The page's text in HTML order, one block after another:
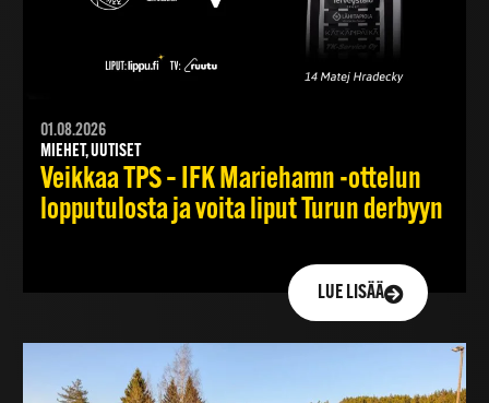
01.08.2026
MIEHET, UUTISET
Veikkaa TPS – IFK Mariehamn -ottelun
lopputulosta ja voita liput Turun derbyyn
LUE LISÄÄ